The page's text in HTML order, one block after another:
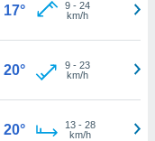
17° 9- 24
km/h
20° 9- 23
km/h
20° 13- 28
km/h